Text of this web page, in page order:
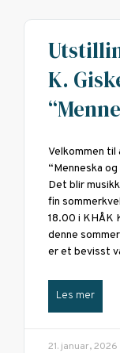
K.
Velkommen til
“Menneska
Det blir
fin
18.00 i KHÅK
denne
er et bevisst
Les mer
21. januar, 2026